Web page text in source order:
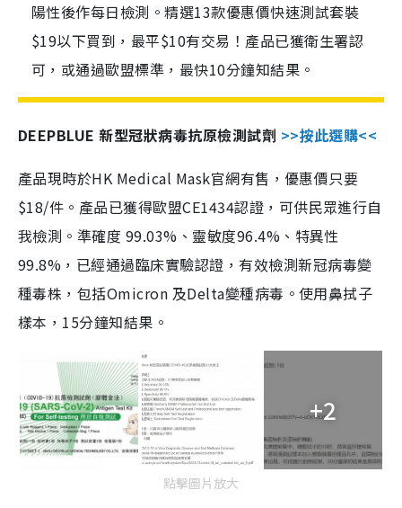
陽性後作每日檢測。精選13款優惠價快速測試套裝
$19以下買到，最平$10有交易！產品已獲衛生署認
可，或通過歐盟標準，最快10分鐘知結果。
DEEPBLUE 新型冠狀病毒抗原檢測試劑 >>按此選購<<
產品現時於HK Medical Mask官網有售，優惠價只要
$18/件。產品已獲得歐盟CE1434認證，可供民眾進行自
我檢測。準確度 99.03%、靈敏度96.4%、特異性
99.8%，已經通過臨床實驗認證，有效檢測新冠病毒變
種毒株，包括Omicron 及Delta變種病毒。使用鼻拭子
樣本，15分鐘知結果。
+2
點擊圖片放大